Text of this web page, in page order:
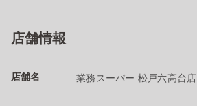
店舗情報
店舗名 業務スーパー 松戸六高台店